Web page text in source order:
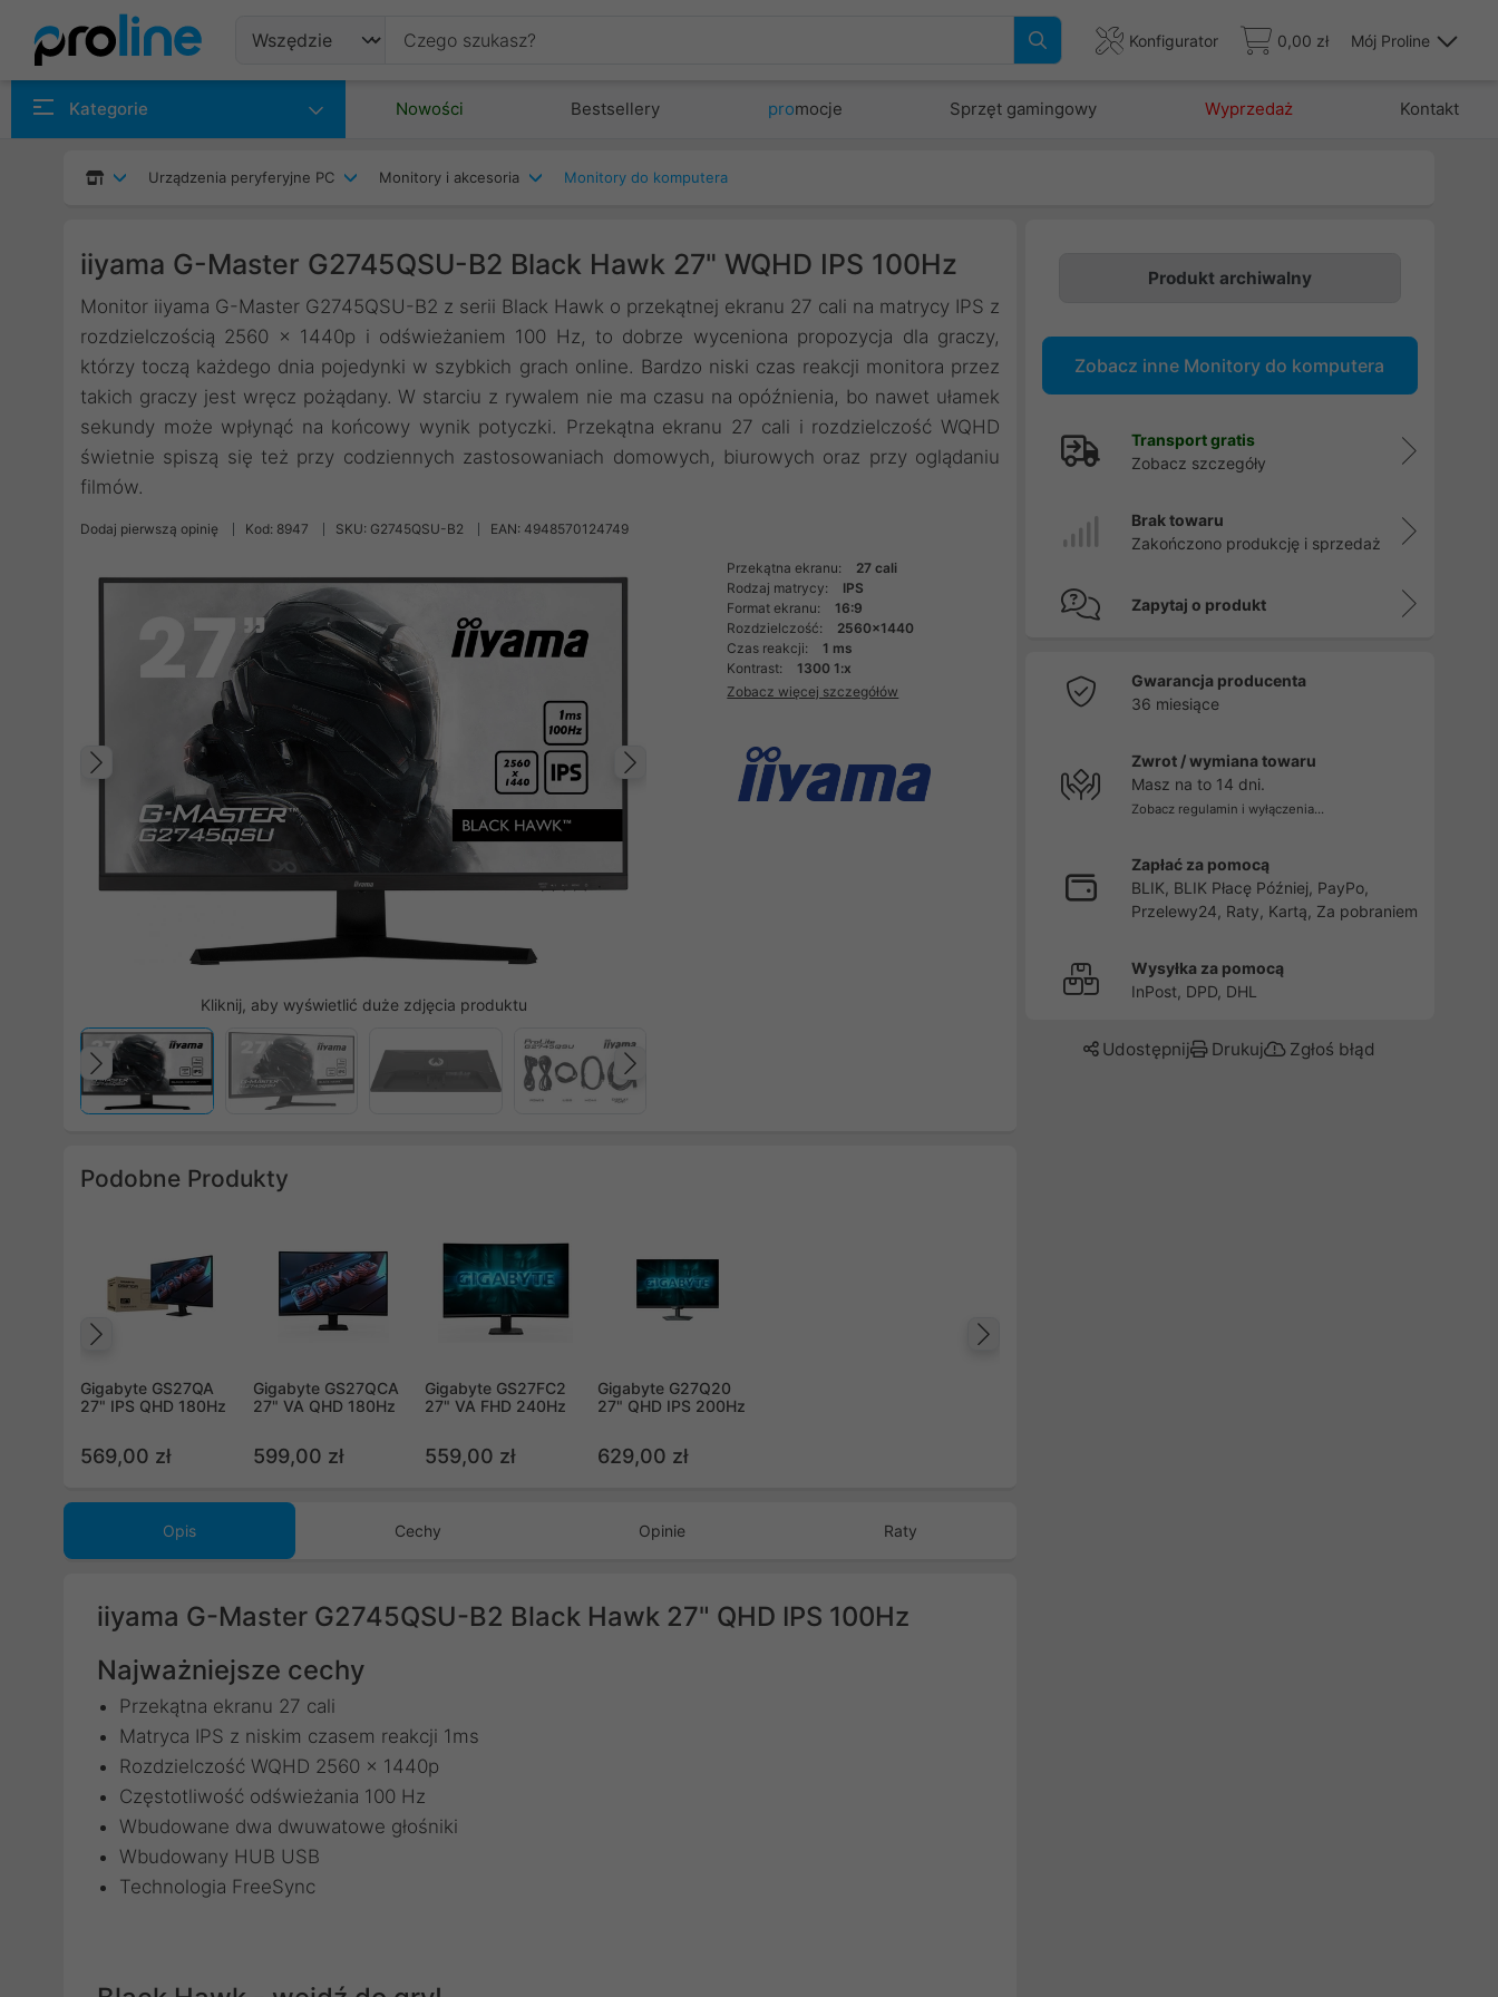
Konfigurator 0,00 zł Mój Proline
Kategorie Nowości Bestsellery promocje Sprzęt gamingowy Wyprzedaż Kontakt
Urządzenia peryferyjne PC Monitory i akcesoria Monitory do komputera
iiyama G-Master G2745QSU-B2 Black Hawk 27" WQHD IPS 100Hz
Monitor iiyama G-Master G2745QSU-B2 z serii Black Hawk o przekątnej ekranu 27 cali na matrycy IPS z
rozdzielczością 2560 x 1440p i odświeżaniem 100 Hz, to dobrze wyceniona propozycja dla graczy,
którzy toczą każdego dnia pojedynki w szybkich grach online. Bardzo niski czas reakcji monitora przez
takich graczy jest wręcz pożądany. W starciu z rywalem nie ma czasu na opóźnienia, bo nawet ułamek
sekundy może wpłynąć na końcowy wynik potyczki. Przekątna ekranu 27 cali i rozdzielczość WQHD
świetnie spiszą się też przy codziennych zastosowaniach domowych, biurowych oraz przy oglądaniu
filmów.
Dodaj pierwszą opinię Kod: 8947 SKU: G2745QSU-B2 EAN: 4948570124749
Następny
Poprzedni
Kliknij, aby wyświetlić duże zdjęcia produktu
Następny
Poprzedni
Przekątna ekranu:
27 cali
Rodzaj matrycy:
IPS
Format ekranu:
16:9
Rozdzielczość:
2560x1440
Czas reakcji:
1 ms
Kontrast:
1300 1:x
Zobacz więcej szczegółów
Podobne Produkty
Gigabyte GS27QA
27" IPS QHD 180Hz
569,00 zł
Gigabyte GS27QCA
27" VA QHD 180Hz
599,00 zł
Gigabyte GS27FC2
27" VA FHD 240Hz
559,00 zł
Gigabyte G27Q20
27" QHD IPS 200Hz
629,00 zł
Opis Cechy Opinie Raty
iiyama G-Master G2745QSU-B2 Black Hawk 27" QHD IPS 100Hz
Najważniejsze cechy
Przekątna ekranu 27 cali
Matryca IPS z niskim czasem reakcji 1ms
Rozdzielczość WQHD 2560 x 1440p
Częstotliwość odświeżania 100 Hz
Wbudowane dwa dwuwatowe głośniki
Wbudowany HUB USB
Technologia FreeSync
Produkt archiwalny
Zobacz inne Monitory do komputera
Transport gratis
Zobacz szczegóły
Brak towaru
Zakończono produkcję i sprzedaż
Zapytaj o produkt
Gwarancja producenta
36 miesiące
Zwrot / wymiana towaru
Masz na to 14 dni.
Zobacz regulamin i wyłączenia...
Zapłać za pomocą
BLIK, BLIK Płacę Później, PayPo,
Przelewy24, Raty, Kartą, Za pobraniem
Wysyłka za pomocą
InPost, DPD, DHL
Udostępnij Drukuj Zgłoś błąd